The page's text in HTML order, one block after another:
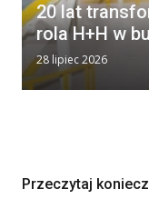
20 lat
rola H+H w
28 lipiec 2026
Przeczytaj